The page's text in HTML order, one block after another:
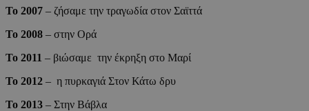
Το 2007 – ζήσαμε την τραγωδία στον Σαϊττά
Το 2008 – στην Ορά
Το 2011 – βιώσαμε την έκρηξη στο Μαρί
Το 2012 – η πυρκαγιά Στον Κάτω δρυ
Το 2013 – Στην Βάβλα